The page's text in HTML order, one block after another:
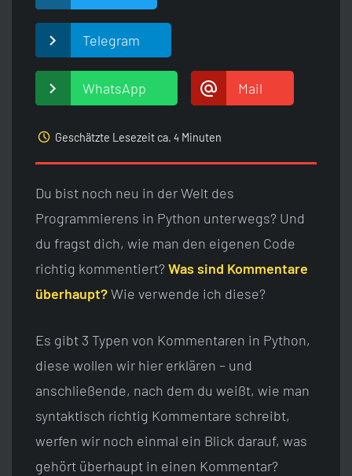
Telegram
WhatsApp Mail
access_time Geschätzte Lesezeit ca. 4 Minuten
Du bist noch neu in der Welt des
Programmierens in Python unterwegs? Und
du fragst dich, wie man den eigenen Code
richtig kommentiert? Was sind Kommentare
überhaupt?Wie verwende ich diese?
Es gibt 3 Typen von Kommentaren in Python,
diese wollen wir hier erklären – und
anschließende, nach dem du weißt, wie man
syntaktisch richtig Kommentare schreibt,
werfen wir noch einmal ein Blick darauf, was
gehört überhaupt in einen Kommentar?